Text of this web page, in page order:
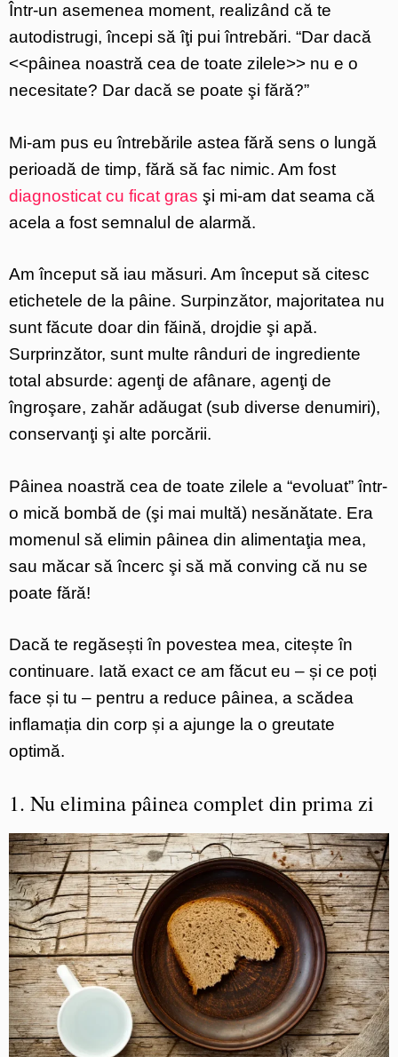
Într-un asemenea moment, realizând că te
autodistrugi, începi să îţi pui întrebări. “Dar dacă
<<pâinea noastră cea de toate zilele>> nu e o
necesitate? Dar dacă se poate şi fără?”
Mi-am pus eu întrebările astea fără sens o lungă
perioadă de timp, fără să fac nimic. Am fost
diagnosticat cu ficat gras şi mi-am dat seama că
acela a fost semnalul de alarmă.
Am început să iau măsuri. Am început să citesc
etichetele de la pâine. Surpinzător, majoritatea nu
sunt făcute doar din făină, drojdie şi apă.
Surprinzător, sunt multe rânduri de ingrediente
total absurde: agenţi de afânare, agenţi de
îngroşare, zahăr adăugat (sub diverse denumiri),
conservanţi şi alte porcării.
Pâinea noastră cea de toate zilele a “evoluat” într-
o mică bombă de (şi mai multă) nesănătate. Era
momenul să elimin pâinea din alimentaţia mea,
sau măcar să încerc şi să mă conving că nu se
poate fără!
Dacă te regăsești în povestea mea, citește în
continuare. Iată exact ce am făcut eu – și ce poți
face și tu – pentru a reduce pâinea, a scădea
inflamația din corp și a ajunge la o greutate
optimă.
1. Nu elimina pâinea complet din prima zi